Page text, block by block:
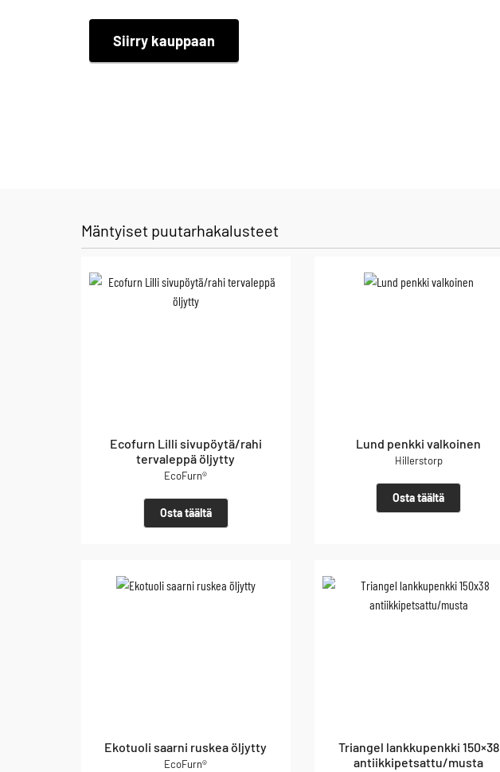
Siirry kauppaan
Mäntyiset puutarhakalusteet
Ecofurn Lilli sivupöytä/rahi
tervaleppä öljytty
EcoFurn®
Osta täältä
Lund penkki valkoinen
Hillerstorp
Osta täältä
Ekotuoli saarni ruskea öljytty
EcoFurn®
Triangel lankkupenkki 150×38
antiikkipetsattu/musta